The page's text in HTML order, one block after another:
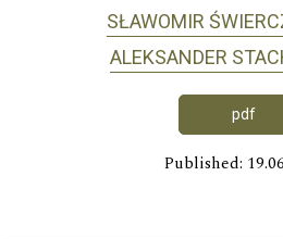
SŁAWOMIR
ALEKSANDER
pdf
Published: